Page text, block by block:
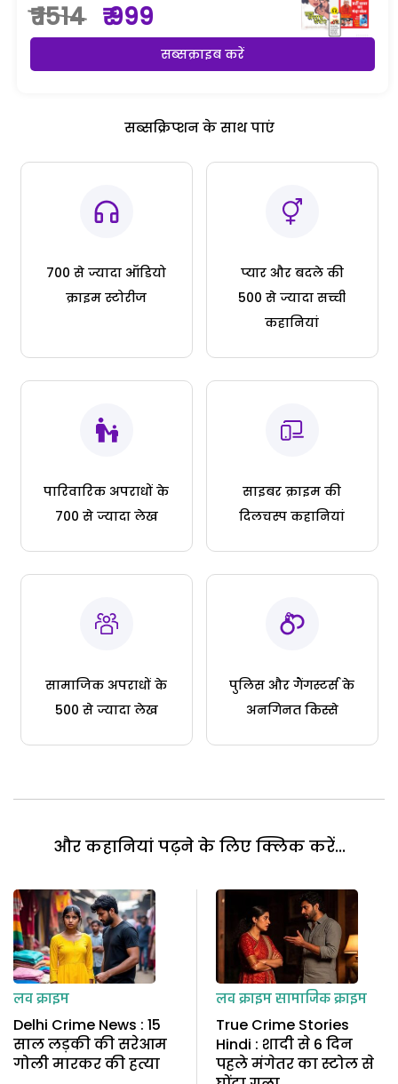
₹ 1514 ₹ 999
सब्सक्राइब करें
सब्सक्रिप्शन के साथ पाएं
700 से ज्यादा ऑडियो
क्राइम स्टोरीज
प्यार और बदले की
500 से ज्यादा सच्ची
कहानियां
पारिवारिक अपराधों के
700 से ज्यादा लेख
साइबर क्राइम की
दिलचस्प कहानियां
सामाजिक अपराधों के
500 से ज्यादा लेख
पुलिस और गैंगस्टर्स के
अनगिनत किस्से
और कहानियां पढ़ने के लिए क्लिक करें...
लव क्राइम
Delhi Crime News : 15
साल लड़की की सरेआम
गोली मारकर की हत्या
लव क्राइमसामाजिक क्राइम
True Crime Stories
Hindi : शादी से 6 दिन
पहले मंगेतर का स्टोल से